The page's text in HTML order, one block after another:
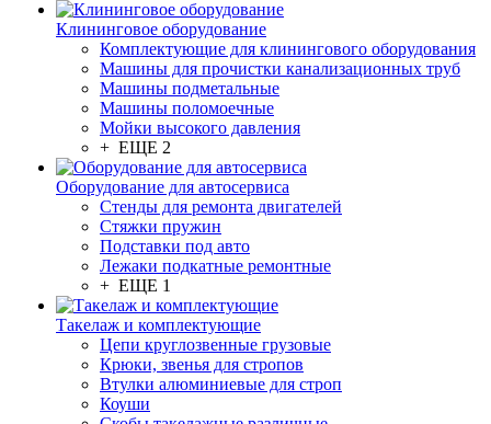
Клининговое оборудование
Комплектующие для клинингового оборудования
Машины для прочистки канализационных труб
Машины подметальные
Машины поломоечные
Мойки высокого давления
+ ЕЩЕ 2
Оборудование для автосервиса
Стенды для ремонта двигателей
Стяжки пружин
Подставки под авто
Лежаки подкатные ремонтные
+ ЕЩЕ 1
Такелаж и комплектующие
Цепи круглозвенные грузовые
Крюки, звенья для стропов
Втулки алюминиевые для строп
Коуши